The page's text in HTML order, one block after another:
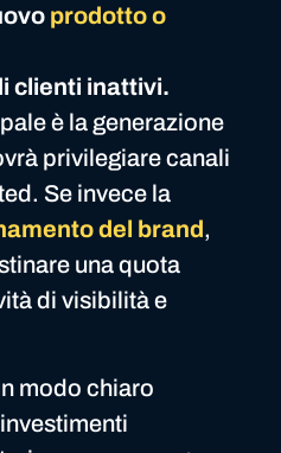
prodotto o
clienti inattivi.
è la generazione
privilegiare canali
Se invece la
del brand,
una quota
di visibilità e
modo chiaro